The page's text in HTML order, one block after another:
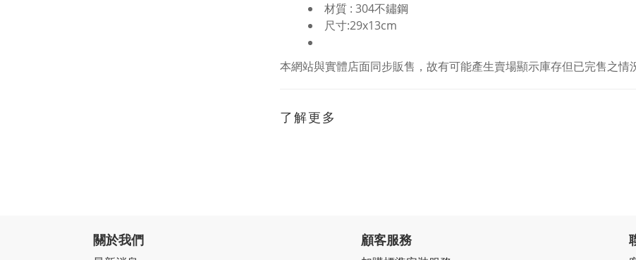
材質 : 304不鏽鋼
尺寸:29x13cm
本網站與實體店面同步販售，故有可能產生賣場顯示庫存但已完售之情
了解更多
關於我們 顧客服務